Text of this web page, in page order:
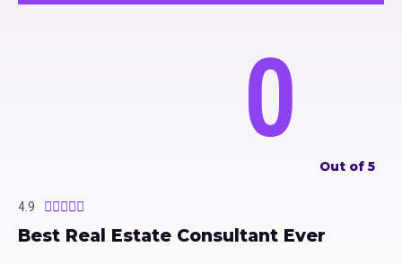
0
Out of 5
4.9 
Best Real Estate Consultant Ever